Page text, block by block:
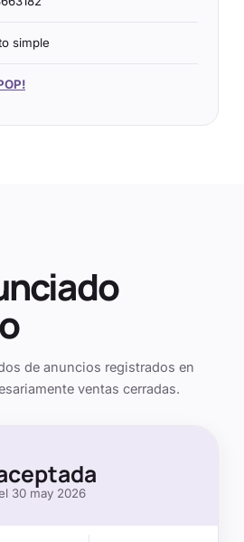
simple
de anuncios registrados en
ventas cerradas.
30 may 2026